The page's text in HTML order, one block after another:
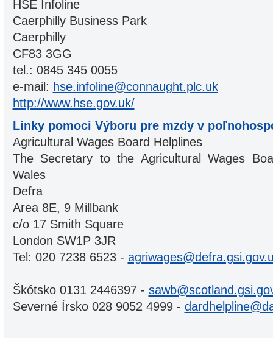
HSE Infoline
Caerphilly Business Park
Caerphilly
CF83 3GG
tel.: 0845 345 0055
e-mail: hse.infoline@connaught.plc.uk
http://www.hse.gov.uk/
Linky pomoci Výboru pre mzdy v
Agricultural Wages Board Helplines
The Secretary to the Agricultural Wages
Wales
Defra
Area 8E, 9 Millbank
c/o 17 Smith Square
London SW1P 3JR
Tel: 020 7238 6523 -
Škótsko 0131 2446397 -
Severné Írsko 028 9052 4999 -